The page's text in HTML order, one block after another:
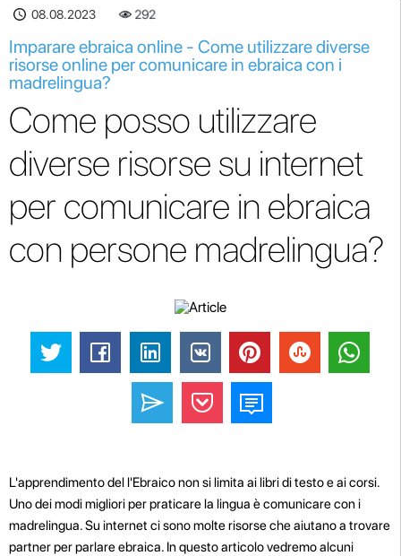
08.08.2023 292
Imparare ebraica online - Come utilizzare diverse
risorse online per comunicare in ebraica con i
madrelingua?
Come posso utilizzare
diverse risorse su internet
per comunicare in ebraica
con persone madrelingua?
L'apprendimento del l'Ebraico non si limita ai libri di testo e ai corsi.
Uno dei modi migliori per praticare la lingua è comunicare con i
madrelingua. Su internet ci sono molte risorse che aiutano a trovare
partner per parlare ebraica. In questo articolo vedremo alcuni